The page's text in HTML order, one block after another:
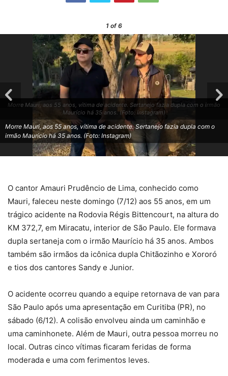
1 of 6
Morre Mauri, aos 55 anos, vítima de acidente. Sertanejo fazia dupla com o irmão
Maurício há 35 anos. (Foto: Instagram)
Morre Mauri, aos 55 anos, vítima de acidente. Sertanejo fazia dupla com o
irmão Maurício há 35 anos. (Foto: Instagram)
O cantor Amauri Prudêncio de Lima, conhecido como
Mauri, faleceu neste domingo (7/12) aos 55 anos, em um
trágico acidente na Rodovia Régis Bittencourt, na altura do
KM 372,7, em Miracatu, interior de São Paulo. Ele formava
dupla sertaneja com o irmão Maurício há 35 anos. Ambos
também são irmãos da icônica dupla Chitãozinho e Xororó
e tios dos cantores Sandy e Junior.
O acidente ocorreu quando a equipe retornava de van para
São Paulo após uma apresentação em Curitiba (PR), no
sábado (6/12). A colisão envolveu ainda um caminhão e
uma caminhonete. Além de Mauri, outra pessoa morreu no
local. Outras cinco vítimas ficaram feridas de forma
moderada e uma com ferimentos leves.